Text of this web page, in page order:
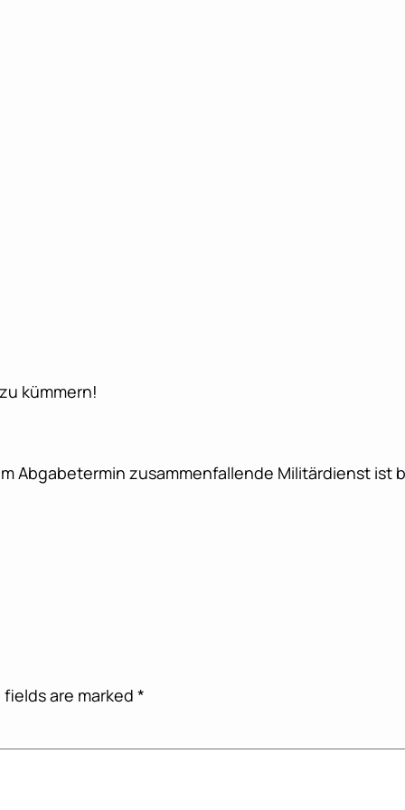
kümmern!
Abgabetermin zusammenfallende Militärdienst ist
are marked *